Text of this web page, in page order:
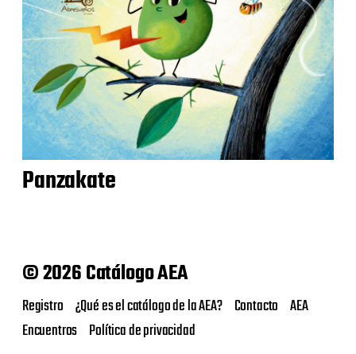
Panzakate
© 2026 Catálogo AEA
Registro ¿Qué es el catálogo de la AEA? Contacto AEA
Encuentros Política de privacidad